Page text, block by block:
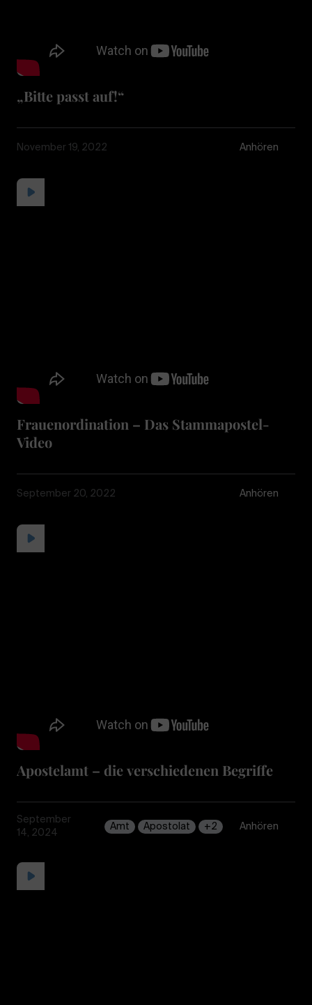
„Bitte passt auf!“
November 19, 2022 Anhören
Frauenordination – Das Stammapostel-
Video
September 20, 2022 Anhören
Apostelamt – die verschiedenen Begriffe
September
14, 2024
Amt Apostolat +2 Anhören